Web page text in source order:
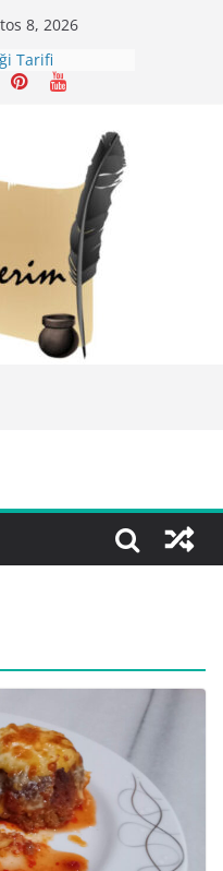
8, 2026
– Sivas
Tarifi
Tarifi